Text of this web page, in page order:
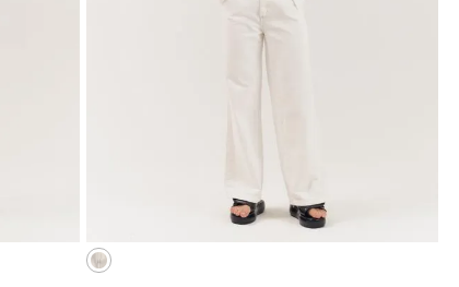
ADICIONAR À SACOLA